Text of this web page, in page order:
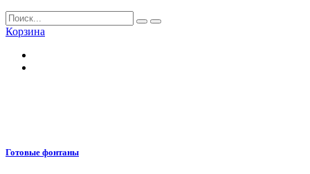
Корзина
Готовые фонтаны